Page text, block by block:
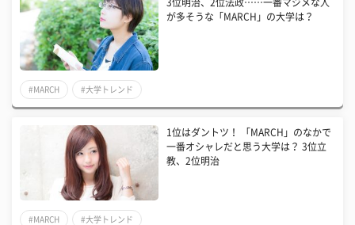
3位明治、2位法政……一番マジメな人
が多そうな「MARCH」の大学は？
#MARCH #大学トレンド
1位はダントツ！ 「MARCH」のなかで
一番オシャレだと思う大学は？ 3位立
教、2位明治
#MARCH #大学トレンド